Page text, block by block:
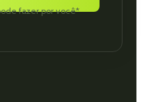
fazer por você*